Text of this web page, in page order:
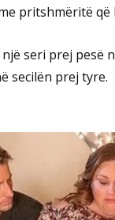
pritshmëritë
seri prej pesë
secilën prej tyre.